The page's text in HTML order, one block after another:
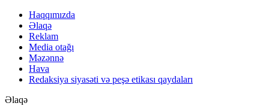
Haqqımızda
Əlaqə
Reklam
Media otağı
Məzənnə
Hava
Redaksiya siyasəti və peşə etikası qaydaları
Əlaqə